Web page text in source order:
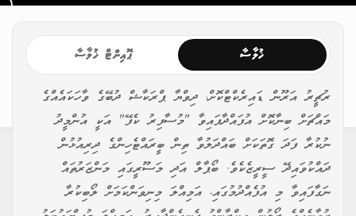
ޚުލާސާ ޕޮއިންޓް ޚުލާސާ
ރުޗީރު އަރޫން ޑައިރެކްޓްކޮށް، ދިވްޔާ ޕްރަކާޝް ދުބޭގެ ވާހަކައެއްގެ
މައްޗަށް ބިނާކޮށް އުފައްދާފައިވާ "މުސާފިރު ކެފޭ" އަކީ އުންމީދު
ނުކުރާ ފަދަ ގޮތަކަށް ބައްދަލުވާ ތިން ބީރައްޓެހިންގެ ދިރިއުޅުން
ދައްކުވައިދޭ ސީރީޒެކެވެ. ބޯޕާލް އަދި މަސޫރީގައި މަންޒަރުތައް
ނަގާފައިވާ މި އުފެއްދުމުގައި، އަމިއްލަ މިނިވަންކަމަށް ލޯބިކުރާ